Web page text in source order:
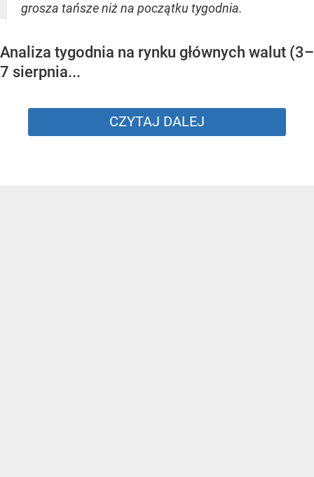
grosza tańsze niż na początku tygodnia.
Analiza tygodnia na rynku głównych walut (3–
7 sierpnia...
CZYTAJ DALEJ